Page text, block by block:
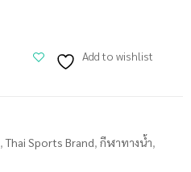
Add to wishlist
,Thai Sports Brand, กีฬาทางน้ำ,